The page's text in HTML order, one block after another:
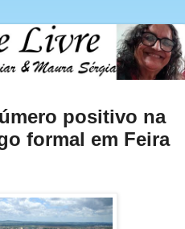
positivo na
formal em Feira